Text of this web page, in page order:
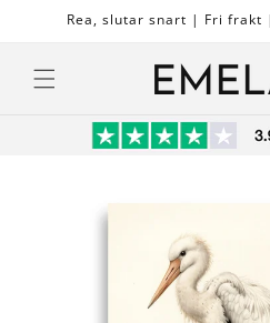
vidareRea, slutar snart | Fri frakt